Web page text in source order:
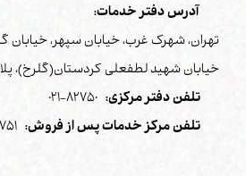
آدرس دفتر خدمات:
تهران، شهرک غرب، خیابان سپهر، خیابان
خیابان شهید لطفعلی کردستان(گلرخ)، پلاک
تلفن دفتر مرکزی:82750-021
تلفن مرکز خدمات پس از فروش:021